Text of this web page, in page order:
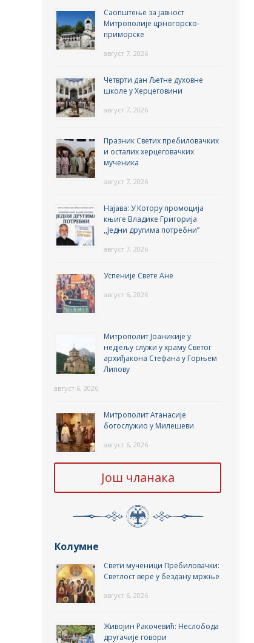
Саопштење за јавност
Митрополије црногорско-
приморске
август 7, 2026
Четврти дан Љетне духовне
школе у Херцеговини
август 7, 2026
Празник Светих пребиловачких
и осталих херцеговачких
мученика
август 7, 2026
Најава: У Котору промоција
књиге Владике Григорија
,,Једни другима потребни”
август 7, 2026
Успеније Свете Ане
август 6, 2026
Митрополит Јоаникије у
недјељу служи у храму Светог
архиђакона Стефана у Горњем
Липову
август 6, 2026
Митрополит Атанасије
богослужио у Милешеви
август 6, 2026
Још чланака
Колумне
Свети мученици Пребиловачки:
Светлост вере у бездану мржње
август 6, 2026
Живојин Ракочевић: Неслобода
другачије говори